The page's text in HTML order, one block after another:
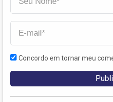
Concordo em tornar meu